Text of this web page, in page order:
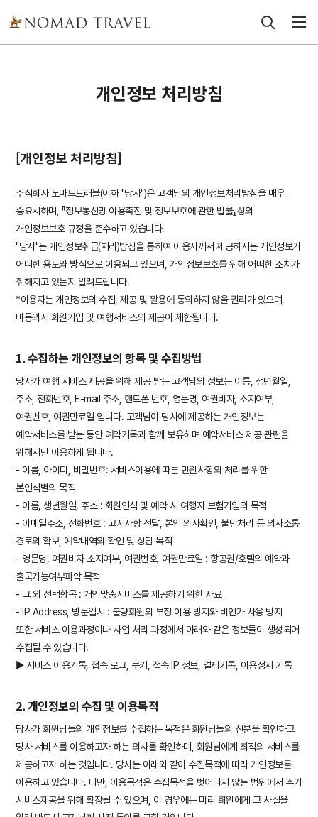
개인정보 처리방침
[개인정보 처리방침]
주식회사 노마드트래블(이하 "당사")은 고객님의 개인정보처리방침을 매우
중요시하며, 『정보통신망 이용촉진 및 정보보호에 관한 법률』상의
개인정보보호 규정을 준수하고 있습니다.
"당사"는 개인정보취급(처리)방침을 통하여 이용자께서 제공하시는 개인정보가
어떠한 용도와 방식으로 이용되고 있으며, 개인정보보호를 위해 어떠한 조치가
취해지고 있는지 알려드립니다.
*이용자는 개인정보의 수집, 제공 및 활용에 동의하지 않을 권리가 있으며,
미동의시 회원가입 및 여행서비스의 제공이 제한됩니다.
1. 수집하는 개인정보의 항목 및 수집방법
당사가 여행 서비스 제공을 위해 제공 받는 고객님의 정보는 이름, 생년월일,
주소, 전화번호, E-mail 주소, 핸드폰 번호, 영문명, 여권비자, 소지여부,
여권번호, 여권만료일 입니다. 고객님이 당사에 제공하는 개인정보는
예약서비스를 받는 동안 예약기록과 함께 보유하며 예약서비스 제공 관련을
위해서만 이용하게 됩니다.
- 이름, 아이디, 비밀번호: 서비스이용에 따른 민원사항의 처리를 위한
본인식별의 목적
- 이름, 생년월일, 주소 : 회원인식 및 예약 시 여행자 보험가입의 목적
- 이메일주소, 전화번호 : 고지사항 전달, 본인 의사확인, 불만처리 등 의사소통
경로의 확보, 예약내역의 확인 및 상담 목적
- 영문명, 여권비자 소지여부, 여권번호, 여권만료일 : 항공권/호텔의 예약과
출국가능여부파악 목적
- 그 외 선택항목 : 개인맞춤서비스를 제공하기 위한 자료
- IP Address, 방문일시 : 불량회원의 부정 이용 방지와 비인가 사용 방지
또한 서비스 이용과정이나 사업 처리 과정에서 아래와 같은 정보들이 생성되어
수집될 수 있습니다.
▶ 서비스 이용기록, 접속 로그, 쿠키, 접속 IP 정보, 결제기록, 이용정지 기록
2. 개인정보의 수집 및 이용목적
당사가 회원님들의 개인정보를 수집하는 목적은 회원님들의 신분을 확인하고
당사 서비스를 이용하고자 하는 의사를 확인하며, 회원님에게 최적의 서비스를
제공하고자 하는 것입니다. 당사는 아래와 같이 수집목적에 따라 개인정보를
이용하고 있습니다. 다만, 이용목적은 수집목적을 벗어나지 않는 범위에서 추가
서비스제공을 위해 확장될 수 있으며, 이 경우에는 미리 회원에게 그 사실을